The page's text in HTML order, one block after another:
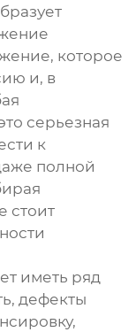
которое
и, в
серьезная
к
полной
стоит
иметь ряд
дефекты